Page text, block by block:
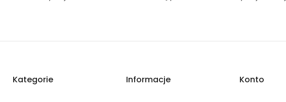
Kategorie Informacje Konto